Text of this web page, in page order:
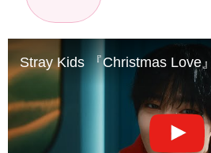
Stray Kids 『Christmas Love